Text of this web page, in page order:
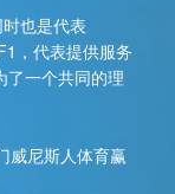
也是代表
，代表提供服务
了一个共同的理
威尼斯人体育赢